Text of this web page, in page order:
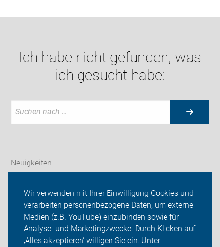
Wir verwenden mit Ihrer Einwilligung Cookies und
verarbeiten personenbezogene Daten, um externe
Medien (z.B. YouTube) einzubinden sowie für
Analyse- und Marketingzwecke. Durch Klicken auf
‚Alles akzeptieren‘ willigen Sie ein. Unter
Ich habe nicht gefunden, was
ich gesucht habe:
Neuigkeiten
Wir für Euch
Sei dabei